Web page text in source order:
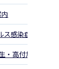
ス感染症対策に
・高付加価値化